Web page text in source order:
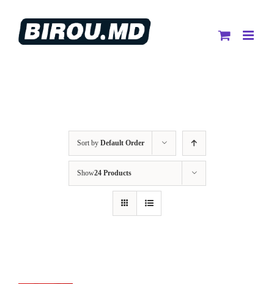
content
Sort by Default Order
Show24 Products